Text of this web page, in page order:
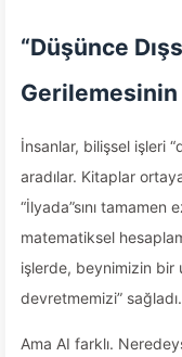
“Düşünce
Gerilemesinin
İnsanlar, bilişsel işleri
aradılar. Kitaplar
“İlyada”sını
matematiksel
işlerde, beynimizin bir
devretmemizi” sağladı.
Ama AI farklı.